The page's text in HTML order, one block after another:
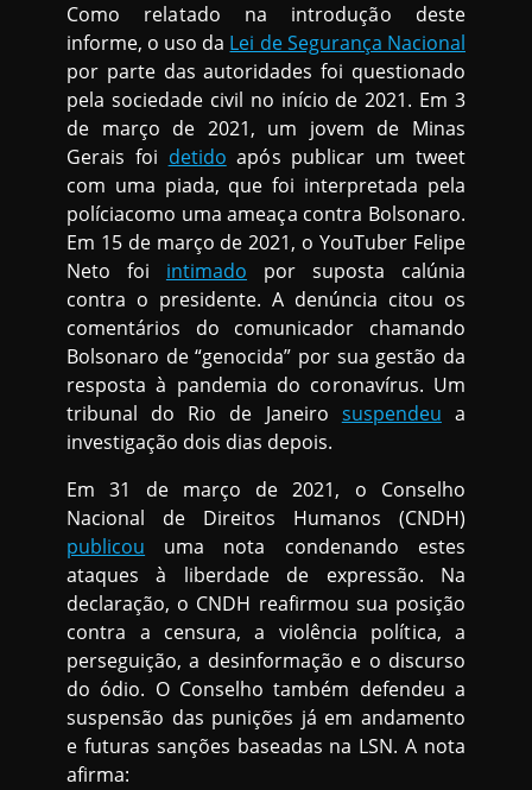
Como relatado na introdução deste
informe, o uso da Lei de Segurança Nacional
por parte das autoridades foi questionado
pela sociedade civil no início de 2021. Em 3
de março de 2021, um jovem de Minas
Gerais foi detido após publicar um tweet
com uma piada, que foi interpretada pela
políciacomo uma ameaça contra Bolsonaro.
Em 15 de março de 2021, o YouTuber Felipe
Neto foi intimado por suposta calúnia
contra o presidente. A denúncia citou os
comentários do comunicador chamando
Bolsonaro de “genocida” por sua gestão da
resposta à pandemia do coronavírus. Um
tribunal do Rio de Janeiro suspendeu a
investigação dois dias depois.
Em 31 de março de 2021, o Conselho
Nacional de Direitos Humanos (CNDH)
publicou uma nota condenando estes
ataques à liberdade de expressão. Na
declaração, o CNDH reafirmou sua posição
contra a censura, a violência política, a
perseguição, a desinformação e o discurso
do ódio. O Conselho também defendeu a
suspensão das punições já em andamento
e futuras sanções baseadas na LSN. A nota
afirma: